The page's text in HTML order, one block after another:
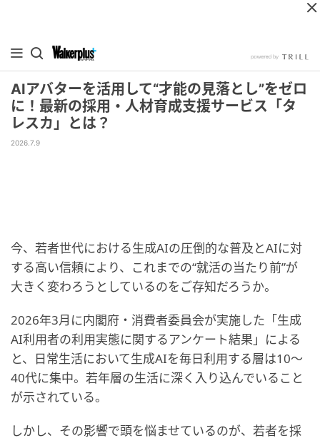
AIアバターを活用して“才能の見落とし”をゼロ
に！最新の採用・人材育成支援サービス「タ
レスカ」とは？
2026.7.9
今、若者世代における生成AIの圧倒的な普及とAIに対
する高い信頼により、これまでの“就活の当たり前”が
大きく変わろうとしているのをご存知だろうか。
2026年3月に内閣府・消費者委員会が実施した「生成
AI利用者の利用実態に関するアンケート結果」による
と、日常生活において生成AIを毎日利用する層は10〜
40代に集中。若年層の生活に深く入り込んでいること
が示されている。
しかし、その影響で頭を悩ませているのが、若者を採